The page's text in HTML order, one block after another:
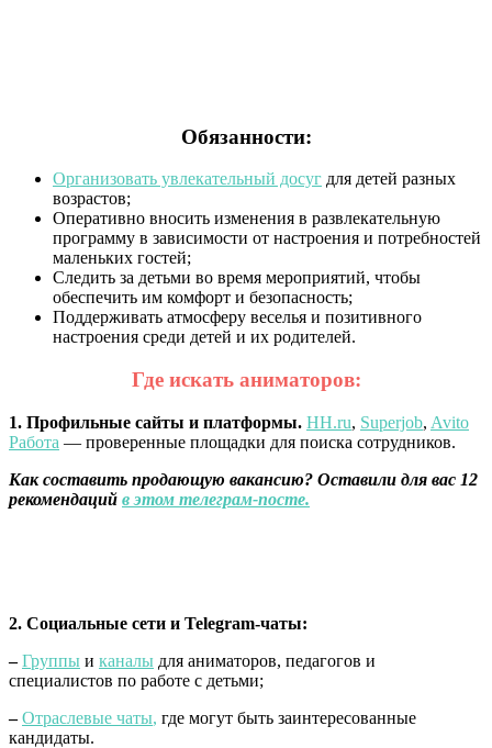
Обязанности:
Организовать увлекательный досуг для детей разных
возрастов;
Оперативно вносить изменения в развлекательную
программу в зависимости от настроения и потребностей
маленьких гостей;
Следить за детьми во время мероприятий, чтобы
обеспечить им комфорт и безопасность;
Поддерживать атмосферу веселья и позитивного
настроения среди детей и их родителей.
Где искать аниматоров:
1. Профильные сайты и платформы. HH.ru, Superjob, Avito
Работа — проверенные площадки для поиска сотрудников.
Как составить продающую вакансию? Оставили для вас 12
рекомендаций в этом телеграм-посте.
2. Социальные сети и Telegram-чаты:
– Группы и каналы для аниматоров, педагогов и
специалистов по работе с детьми;
– Отраслевые чаты, где могут быть заинтересованные
кандидаты.